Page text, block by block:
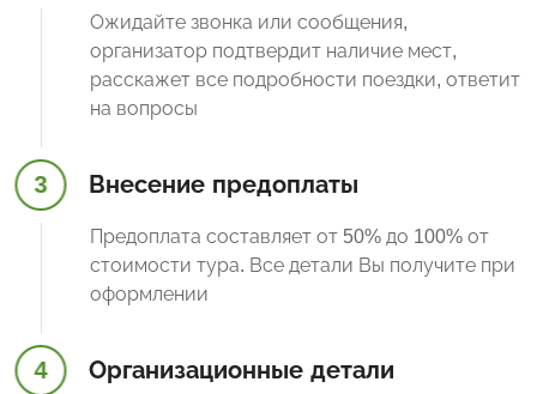
Ожидайте звонка или сообщения,
организатор подтвердит наличие мест,
расскажет все подробности поездки, ответит
на вопросы
3 Внесение предоплаты
Предоплата составляет от 50% до 100% от
стоимости тура. Все детали Вы получите при
оформлении
4 Организационные детали